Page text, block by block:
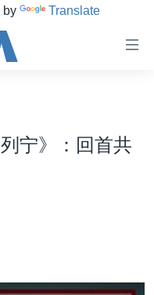
by Translate
宁》：回首共